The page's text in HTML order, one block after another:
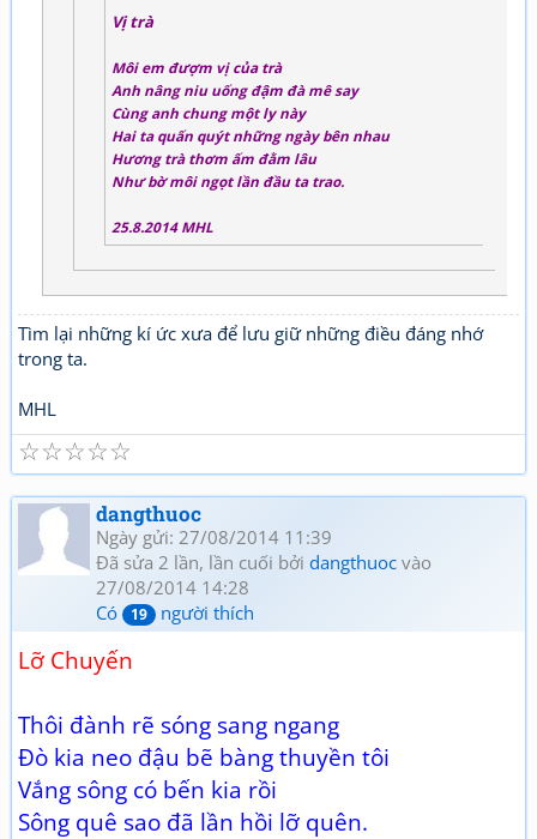
Vị trà
Môi em đượm vị của trà
Anh nâng niu uống đậm đà mê say
Cùng anh chung một ly này
Hai ta quấn quýt những ngày bên nhau
Hương trà thơm ấm đằm lâu
Như bờ môi ngọt lần đầu ta trao.
25.8.2014 MHL
Tìm lại những kí ức xưa để lưu giữ những điều đáng nhớ
trong ta.
MHL
☆
☆
☆
☆
☆
dangthuoc
Ngày gửi: 27/08/2014 11:39
Đã sửa 2 lần, lần cuối bởi dangthuoc vào
27/08/2014 14:28
Có
19 người thích
Lỡ Chuyến
Thôi đành rẽ sóng sang ngang
Đò kia neo đậu bẽ bàng thuyền tôi
Vắng sông có bến kia rồi
Sông quê sao đã lần hồi lỡ quên.